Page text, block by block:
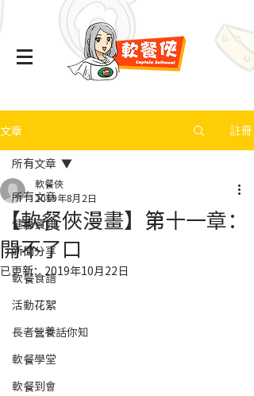
文章 註冊
所有文章
健康資訊
新聞分享
軟餐食譜
活動花絮
長者營養話你知
軟餐學堂
軟餐到會
所有文章
【軟餐俠漫畫】第十一章：
開不了口
軟餐俠
2019年8月2日
已更新： 2019年10月22日